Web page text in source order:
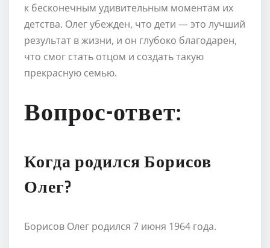
к бесконечным удивительным моментам их
детства. Олег убежден, что дети — это лучший
результат в жизни, и он глубоко благодарен,
что смог стать отцом и создать такую
прекрасную семью.
Вопрос-ответ:
Когда родился Борисов
Олег?
Борисов Олег родился 7 июня 1964 года.